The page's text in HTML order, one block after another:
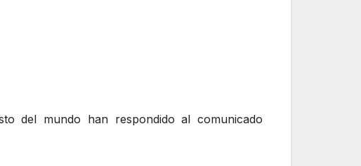
del mundo han respondido al comunicado